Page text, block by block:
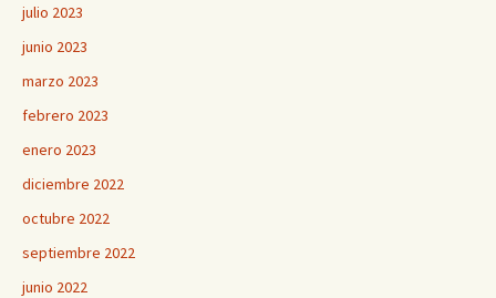
julio 2023
junio 2023
marzo 2023
febrero 2023
enero 2023
diciembre 2022
octubre 2022
septiembre 2022
junio 2022